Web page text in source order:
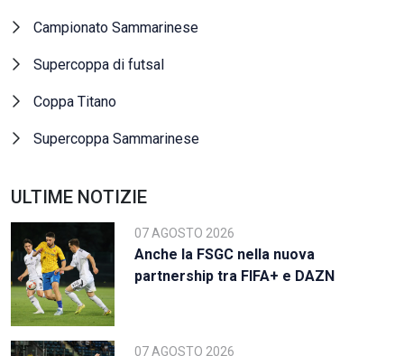
Campionato Sammarinese
Supercoppa di futsal
Coppa Titano
Supercoppa Sammarinese
ULTIME NOTIZIE
07 AGOSTO 2026
Anche la FSGC nella nuova
partnership tra FIFA+ e DAZN
07 AGOSTO 2026